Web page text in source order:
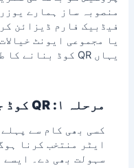
منصوبہ ساز ہمارے
فیڈبیک فارم ڈیزائن
یا مجموعی ایونٹ
یہاں QR کوڈ بنانے کا طریقہ کار ہے:
مرحلہ ۱: QR کوڈ جینریٹر منتخب کریں
کسی بھی کام سے
ایٹر
منتخب کرنا